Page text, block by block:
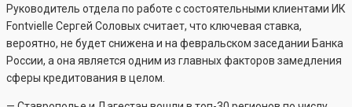
Руководитель отдела по работе с состоятельными клиентами ИК
Fontvielle Сергей Соловых считает, что ключевая ставка,
вероятно, не будет снижена и на февральском заседании Банка
России, а она является одним из главных факторов замедления
сферы кредитования в целом.